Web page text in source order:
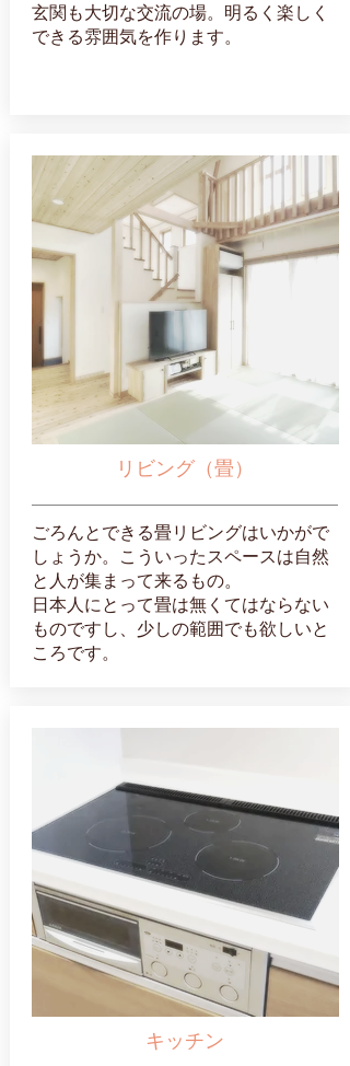
玄関も大切な交流の場。明るく楽しく
できる雰囲気を作ります。
リビング（畳）
ごろんとできる畳リビングはいかがで
しょうか。こういったスペースは自然
と人が集まって来るもの。
日本人にとって畳は無くてはならない
ものですし、少しの範囲でも欲しいと
ころです。
キッチン